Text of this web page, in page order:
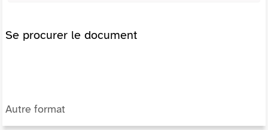
Se procurer le document
Autre format